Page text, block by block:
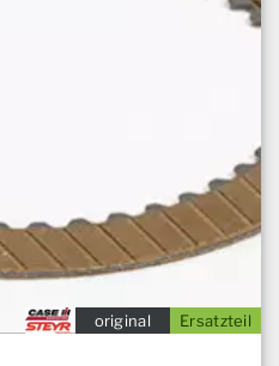
Ersatzteil
original